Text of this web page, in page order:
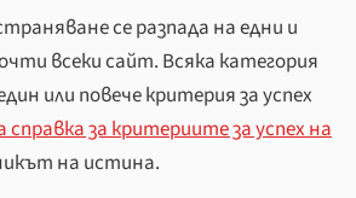
се разпада на едни и
всеки сайт. Всяка категория
или повече критерия за успех
за критериите за успех на
на истина.